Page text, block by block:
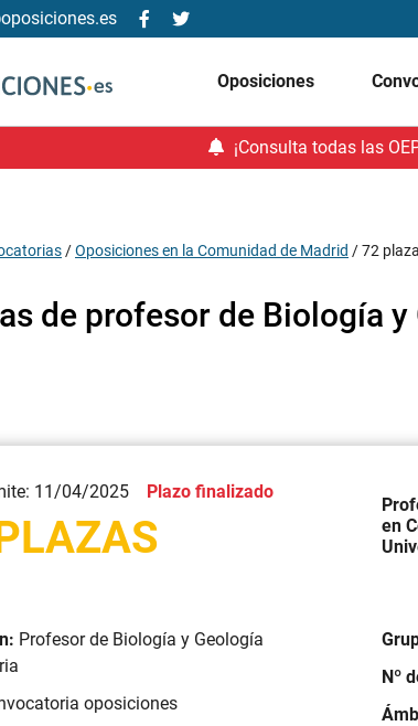
Oposiciones
¡Consulta todas las
/Oposiciones en la Comunidad de Madrid /72
de profesor de Biología
11/04/2025 Plazo finalizado
en
Profesor de Biología y Geología
oposiciones
Nº